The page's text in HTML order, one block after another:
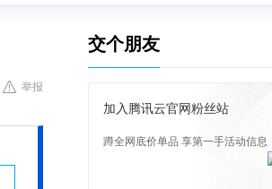
举报
交个朋友
加入腾讯云官网粉丝站
蹲全网底价单品 享第一手活动信息